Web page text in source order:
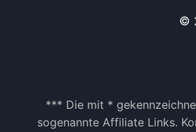
©
*** Die mit *
sogenannte Affiliate Links.